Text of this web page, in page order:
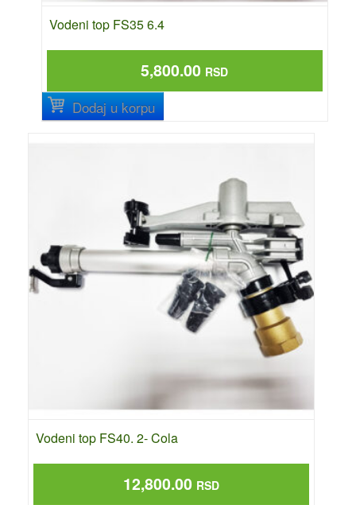
Vodeni top FS35 6.4
5,800.00 RSD
Dodaj u korpu
Vodeni top FS40. 2- Cola
12,800.00 RSD